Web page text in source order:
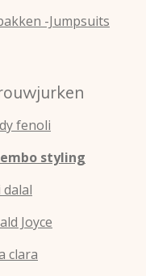
-Jumpsuits
fenoli
styling
dalal
Joyce
clara